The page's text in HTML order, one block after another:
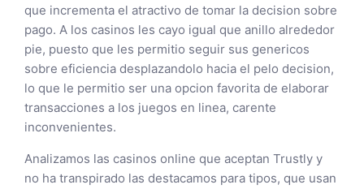
que incrementa el atractivo de tomar la decision sobre
pago. A los casinos les cayo igual que anillo alrededor
pie, puesto que les permitio seguir sus genericos
sobre eficiencia desplazandolo hacia el pelo decision,
lo que le permitio ser una opcion favorita de elaborar
transacciones a los juegos en linea, carente
inconvenientes.
Analizamos las casinos online que aceptan Trustly y
no ha transpirado las destacamos para tipos, que usan